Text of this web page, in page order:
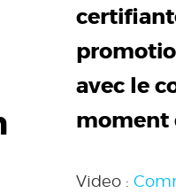
avec le
moment
Video :